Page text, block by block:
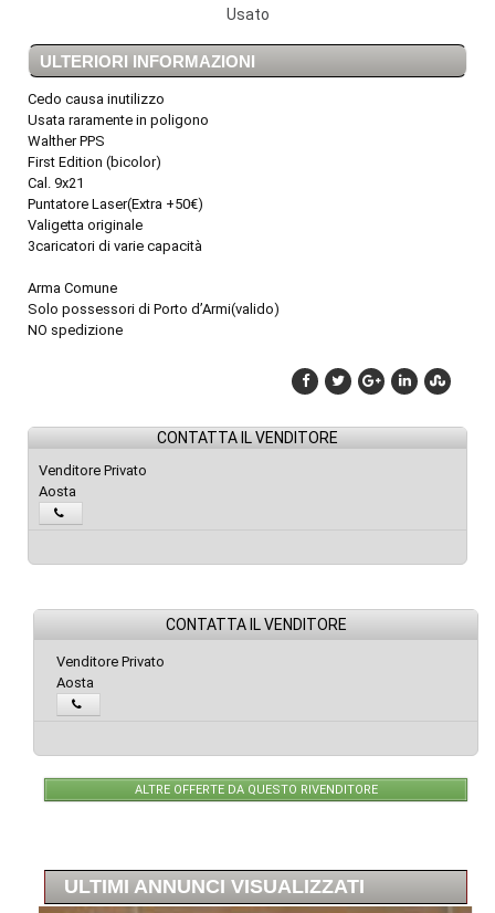
Usato
ULTERIORI INFORMAZIONI
Cedo causa inutilizzo
Usata raramente in poligono
Walther PPS
First Edition (bicolor)
Cal. 9x21
Puntatore Laser(Extra +50€)
Valigetta originale
3caricatori di varie capacità
Arma Comune
Solo possessori di Porto d’Armi(valido)
NO spedizione
CONTATTA IL VENDITORE
Venditore Privato
Aosta
CONTATTA IL VENDITORE
Venditore Privato
Aosta
ALTRE OFFERTE DA QUESTO RIVENDITORE
ULTIMI ANNUNCI VISUALIZZATI